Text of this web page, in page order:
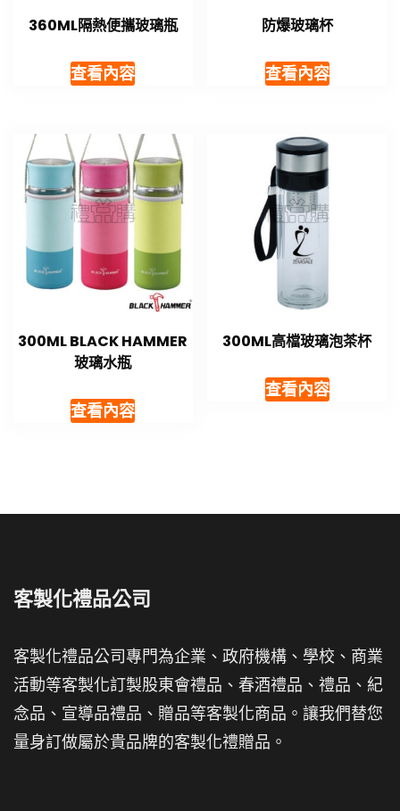
360ML隔熱便攜玻璃瓶
查看內容
防爆玻璃杯
查看內容
300ML BLACK HAMMER
玻璃水瓶
查看內容
300ML高檔玻璃泡茶杯
查看內容
客製化禮品公司
客製化禮品公司專門為企業、政府機構、學校、商業
活動等客製化訂製股東會禮品、春酒禮品、禮品、紀
念品、宣導品禮品、贈品等客製化商品。讓我們替您
量身訂做屬於貴品牌的客製化禮贈品。